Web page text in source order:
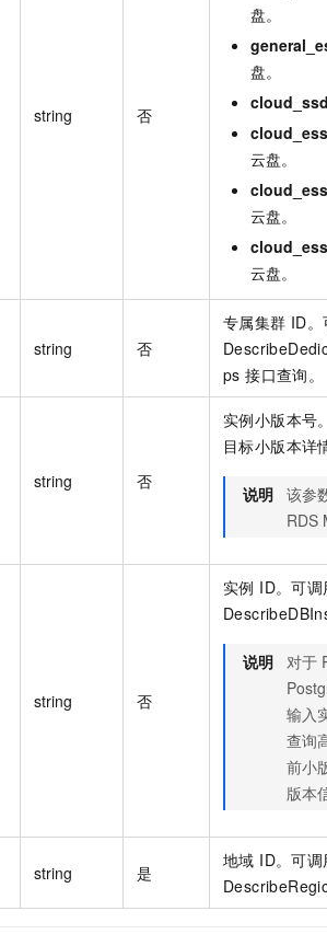
string 否
盘。
盘。
cloud_ssd
云盘。
云盘。
云盘。
string 否
专属集群 ID。
ps 接口查询。
string 否
实例小版本号
目标小版本详
说明 该参
RDS
string 否
实例 ID。可调
说明
对于
输入
查询
前小
版本
string 是
地域 ID。可调